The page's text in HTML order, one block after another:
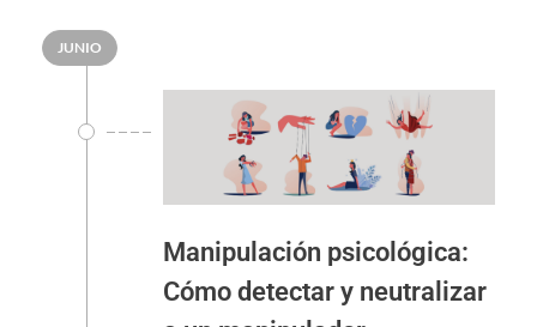
JUNIO
Manipulación psicológica:
Cómo detectar y neutralizar